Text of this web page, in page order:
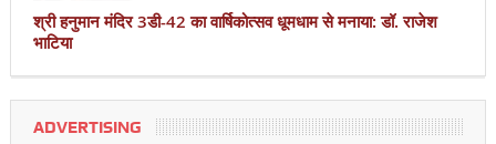
श्री हनुमान मंदिर 3डी-42 का वार्षिकोत्सव धूमधाम से मनाया: डॉ. राजेश
भाटिया
ADVERTISING